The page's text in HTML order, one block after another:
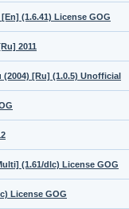
(1.6.41) License GOG
2011
[Ru] (1.0.5) Unofficial
(1.61/dlc) License GOG
License GOG